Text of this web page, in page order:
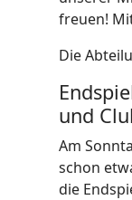
freuen!
Die
und
Am
schon
die